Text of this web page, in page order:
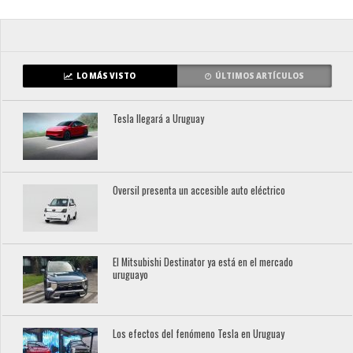
LO MÁS VISTO ÚLTIMOS ARTÍCULOS
Tesla llegará a Uruguay
Oversil presenta un accesible auto eléctrico
El Mitsubishi Destinator ya está en el mercado
uruguayo
Los efectos del fenómeno Tesla en Uruguay